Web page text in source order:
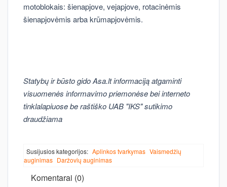
motoblokais: šienapjove, vejapjove, rotacinėmis
šienapjovėmis arba krūmapjovėmis.
Statybų ir būsto gido Asa.lt informaciją atgaminti
visuomenės informavimo priemonėse bei interneto
tinklalapiuose be raštiško UAB "IKS" sutikimo
draudžiama
Susijusios kategorijos: Aplinkos tvarkymas Vaismedžių
auginimas Daržovių auginimas
Komentarai (0)